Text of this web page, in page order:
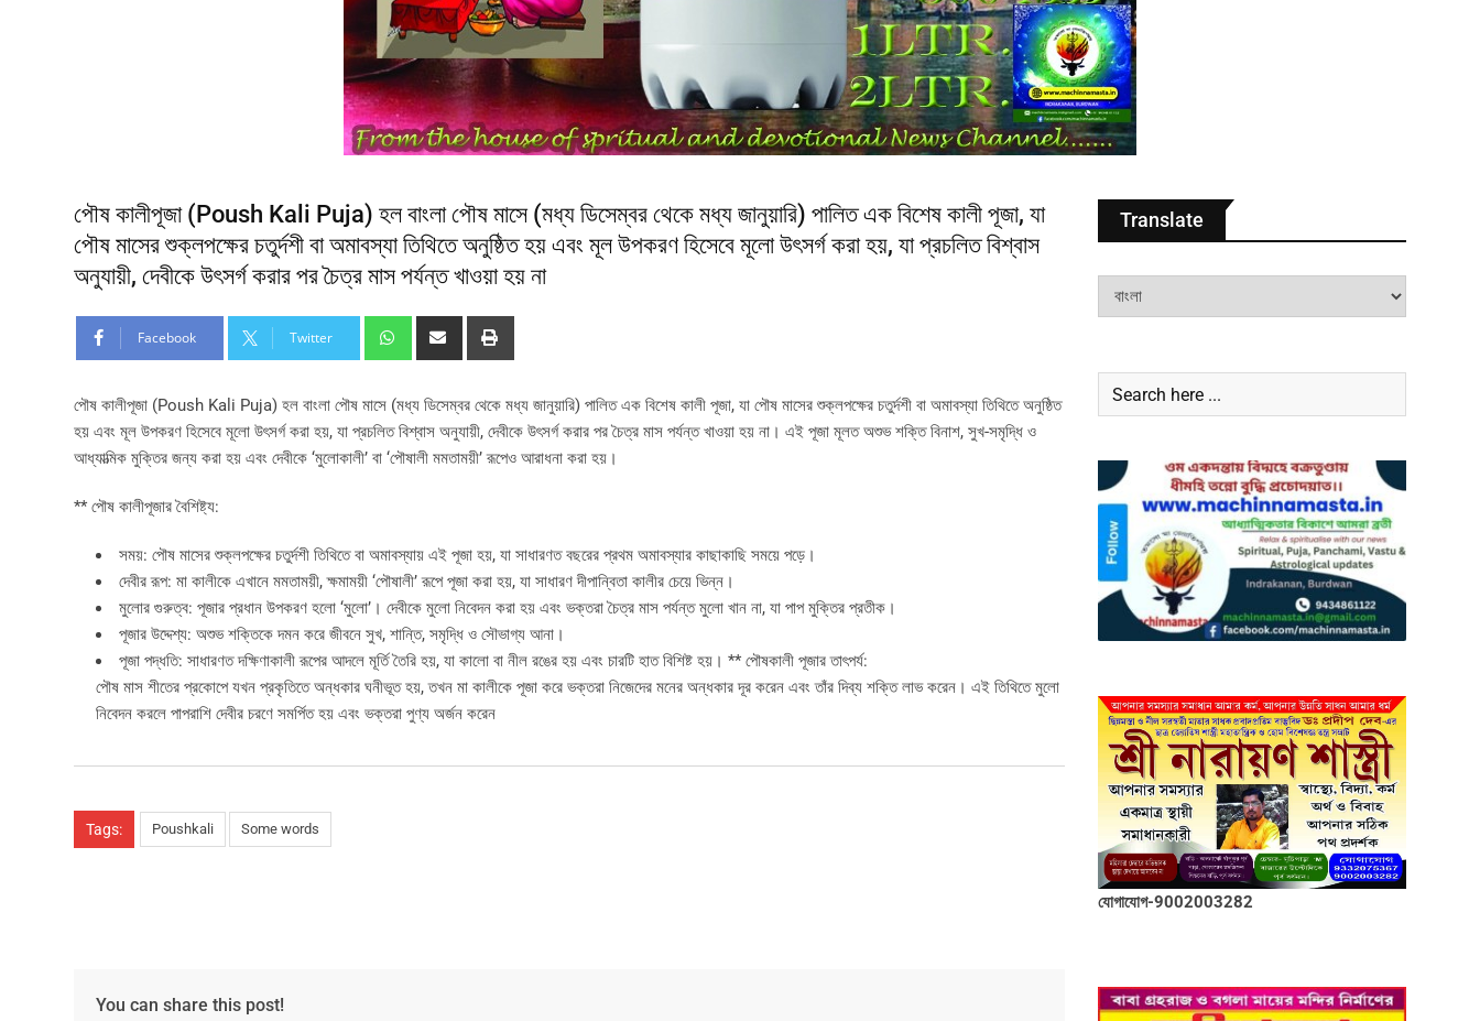
পৌষ কালীপূজা (Poush Kali Puja) হল বাংলা পৌষ মাসে (মধ্য ডিসেম্বর থেকে মধ্য জানুয়ারি) পালিত এক বিশেষ কালী পূজা, যা
পৌষ মাসের শুক্লপক্ষের চতুর্দশী বা অমাবস্যা তিথিতে অনুষ্ঠিত হয় এবং মূল উপকরণ হিসেবে মূলো উৎসর্গ করা হয়, যা প্রচলিত বিশ্বাস
অনুযায়ী, দেবীকে উৎসর্গ করার পর চৈত্র মাস পর্যন্ত খাওয়া হয় না
Facebook Twitter
পৌষ কালীপূজা (Poush Kali Puja) হল বাংলা পৌষ মাসে (মধ্য ডিসেম্বর থেকে মধ্য জানুয়ারি) পালিত এক বিশেষ কালী পূজা, যা পৌষ মাসের শুক্লপক্ষের চতুর্দশী বা অমাবস্যা তিথিতে অনুষ্ঠিত
হয় এবং মূল উপকরণ হিসেবে মূলো উৎসর্গ করা হয়, যা প্রচলিত বিশ্বাস অনুযায়ী, দেবীকে উৎসর্গ করার পর চৈত্র মাস পর্যন্ত খাওয়া হয় না। এই পূজা মূলত অশুভ শক্তি বিনাশ, সুখ-সমৃদ্ধি ও
আধ্যাত্মিক মুক্তির জন্য করা হয় এবং দেবীকে ‘মুলোকালী’ বা ‘পৌষালী মমতাময়ী’ রূপেও আরাধনা করা হয়।
** পৌষ কালীপূজার বৈশিষ্ট্য:
সময়: পৌষ মাসের শুক্লপক্ষের চতুর্দশী তিথিতে বা অমাবস্যায় এই পূজা হয়, যা সাধারণত বছরের প্রথম অমাবস্যার কাছাকাছি সময়ে পড়ে।
দেবীর রূপ: মা কালীকে এখানে মমতাময়ী, ক্ষমাময়ী ‘পৌষালী’ রূপে পূজা করা হয়, যা সাধারণ দীপান্বিতা কালীর চেয়ে ভিন্ন।
মুলোর গুরুত্ব: পূজার প্রধান উপকরণ হলো ‘মুলো’। দেবীকে মুলো নিবেদন করা হয় এবং ভক্তরা চৈত্র মাস পর্যন্ত মুলো খান না, যা পাপ মুক্তির প্রতীক।
পূজার উদ্দেশ্য: অশুভ শক্তিকে দমন করে জীবনে সুখ, শান্তি, সমৃদ্ধি ও সৌভাগ্য আনা।
পূজা পদ্ধতি: সাধারণত দক্ষিণাকালী রূপের আদলে মূর্তি তৈরি হয়, যা কালো বা নীল রঙের হয় এবং চারটি হাত বিশিষ্ট হয়। ** পৌষকালী পূজার তাৎপর্য:
পৌষ মাস শীতের প্রকোপে যখন প্রকৃতিতে অন্ধকার ঘনীভূত হয়, তখন মা কালীকে পূজা করে ভক্তরা নিজেদের মনের অন্ধকার দূর করেন এবং তাঁর দিব্য শক্তি লাভ করেন। এই তিথিতে মুলো
নিবেদন করলে পাপরাশি দেবীর চরণে সমর্পিত হয় এবং ভক্তরা পুণ্য অর্জন করেন
Tags: Poushkali Some words
You can share this post!
Translate
যোগাযোগ-9002003282